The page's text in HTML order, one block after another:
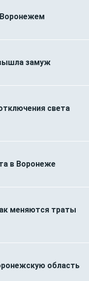
замуж
света
в Воронеже
меняются траты
область